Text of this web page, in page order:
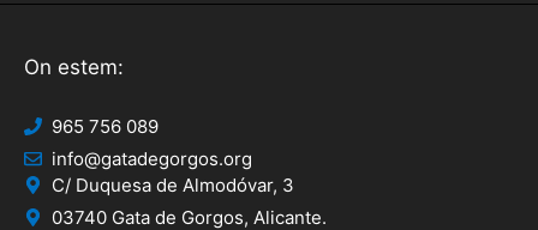
On estem:
965 756 089
info@gatadegorgos.org
C/ Duquesa de Almodóvar, 3
03740 Gata de Gorgos, Alicante.